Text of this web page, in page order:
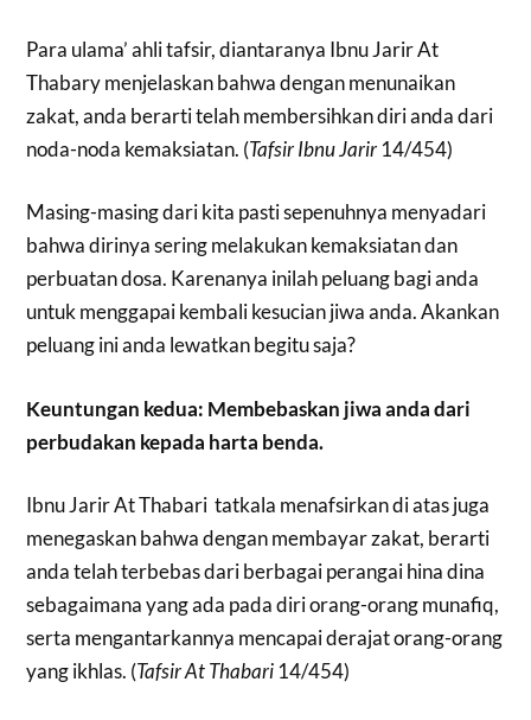
Para ulama’ ahli tafsir, diantaranya Ibnu Jarir At
Thabary menjelaskan bahwa dengan menunaikan
zakat, anda berarti telah membersihkan diri anda dari
noda-noda kemaksiatan. (Tafsir Ibnu Jarir 14/454)
Masing-masing dari kita pasti sepenuhnya menyadari
bahwa dirinya sering melakukan kemaksiatan dan
perbuatan dosa. Karenanya inilah peluang bagi anda
untuk menggapai kembali kesucian jiwa anda. Akankan
peluang ini anda lewatkan begitu saja?
Keuntungan kedua: Membebaskan jiwa anda dari
perbudakan kepada harta benda.
Ibnu Jarir At Thabari tatkala menafsirkan di atas juga
menegaskan bahwa dengan membayar zakat, berarti
anda telah terbebas dari berbagai perangai hina dina
sebagaimana yang ada pada diri orang-orang munafiq,
serta mengantarkannya mencapai derajat orang-orang
yang ikhlas. (Tafsir At Thabari 14/454)